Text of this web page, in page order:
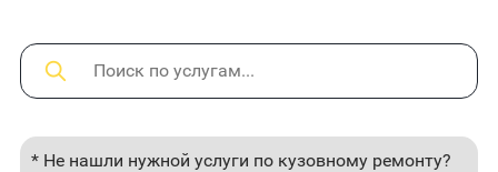
* Не нашли нужной услуги по кузовному ремонту?